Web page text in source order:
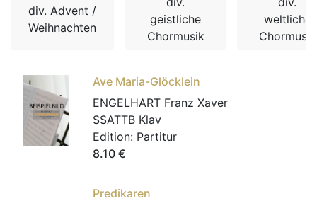
div. Advent /
Weihnachten
geistliche
Chormusik
weltliche
Chormusik
Ave Maria-Glöcklein
ENGELHART Franz Xaver
SSATTB Klav
Edition: Partitur
8.10 €
Predikaren